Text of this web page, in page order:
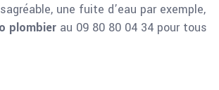
une fuite d’eau par exemple,
plombier au 09 80 80 04 34 pour tous